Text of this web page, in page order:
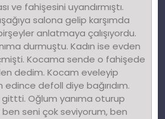
ve fahişesini uyandırmıştı.
salona gelip karşımda
anlatmaya çalışıyordu.
durmuştu. Kadın ise evden
Kocama sende o fahişede
dedim. Kocam eveleyip
defoll diye bağırıdım.
gittti. Oğlum yanıma oturup
seni çok seviyorum, ben